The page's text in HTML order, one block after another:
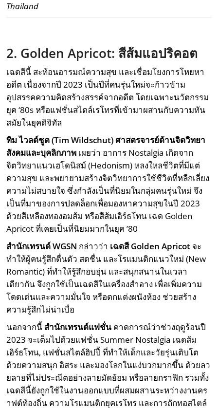
Thailand
2. Golden Apricot: สีส้มแอปริคอต
เฉดสีนี้ สะท้อนอารมณ์ความสุข และเชื่อมโยงการโหยหา
อดีต เนื่องจากปี 2023 เป็นปีที่คนรุ่นใหม่จะก้าวข้าม
อุปสรรคความคิดสร้างสรรค์จากอดีต โดยเฉพาะนวัตกรรม
ยุค ‘80s หรือแฟชั่นสไตล์เรโทรที่เข้ามาผสานกับความทัน
สมัยในยุคดิจิทัล
ทิม ไวลด์ชูต (Tim Wildschut)ศาสตรจารย์ด้านจิตวิทยา
สังคมและบุคลิกภาพ เผยว่า อาการ Nostalgia เกิดจาก
จิตวิทยาแนวเฮโดนิสม์ (Hedonism) หลงใหลชีวิตที่มีแต่
ความสุข และพยายามสร้างจิตวิทยาการใช้ชีวิตที่หลีกเลี่ยง
ความไม่สบายใจ ซึ่งกำลังเป็นที่นิยมในกลุ่มคนรุ่นใหม่ จึง
เป็นที่มาของการปลดล็อกเพื่อมองหาความสุขในปี 2023
ด้วยสีเหลืองทองอมส้ม หรือสีส้มเอิร์ธโทน เฉด Golden
Apricot ที่เคยเป็นที่นิยมมากในยุค ’80
สำนักเทรนด์WGSN กล่าวว่า เฉดสีGolden Apricot จะ
ทำให้ผู้คนรู้สึกตื่นตัว สดชื่น และโรแมนติกแนวใหม่ (New
Romantic) ที่ทำให้รู้สึกอบอุ่น และสนุกสนานในเวลา
เดียวกัน จึงถูกใช้เป็นเฉดสีในเครื่องสำอาง เพื่อเพิ่มความ
โดดเด่นและความมั่นใจ หรือตกแต่งผนังห้อง ช่วยสร้าง
ความรู้สึกไม่น่าเบื่อ
นอกจากนี้ สำนักเทรนด์แฟชั่น คาดการณ์ว่าช่วงฤดูร้อนปี
2023 จะเต็มไปด้วยแฟชั่น Summer Nostalgia เฉดส้ม
เอิร์ธโทน, แฟชั่นสไตล์ฮิปปี้ ที่ทำให้เด็กและวัยรุ่นเติบโต
ด้วยความสนุก อิสระ และมองโลกในแง่บวกมากขึ้น ด้วยลว
ยลายที่ไม่ประณีตอย่างลายมัดย้อม หรือลายกราฟิก รวมทั้ง
เฉดสีนี้ยังถูกใช้ในงานออกแบบที่ผสมผสานระหว่างงานคร
าฟต์ท้องถิ่น ความโรแมนติกยุคเรโทร และการถักทอสไตล์